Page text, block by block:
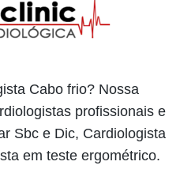
Cabo frio? Nossa
profissionais e
Sbc e Dic, Cardiologista
em teste ergométrico.